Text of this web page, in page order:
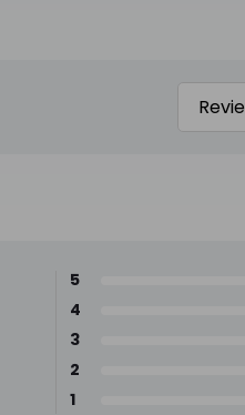
5
4
3
2
1